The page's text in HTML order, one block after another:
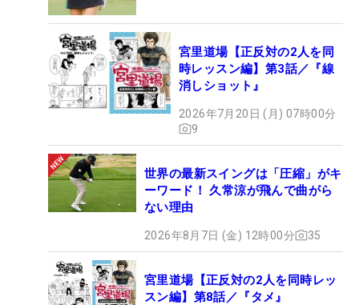
宮里道場【正反対の2人を同
時レッスン編】第3話／『線
消しショット』
2026年7月20日 (月) 07時00分
9
世界の最新スイングは「圧縮」がキ
ーワード！ 久常涼が飛んで曲がら
ない理由
2026年8月7日 (金) 12時00分 35
宮里道場【正反対の2人を同時レッ
スン編】第8話／『タメ』